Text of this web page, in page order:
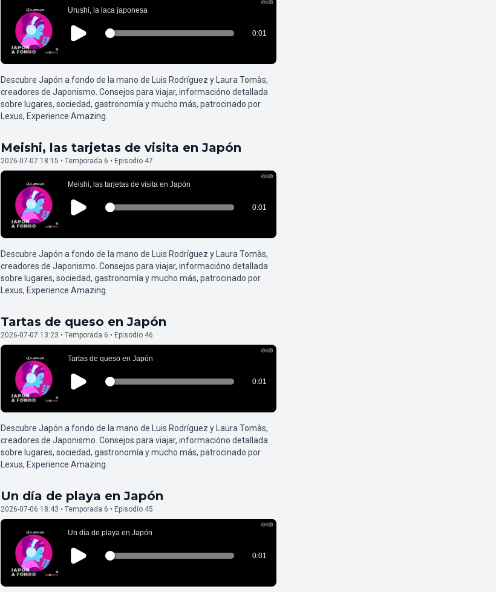
Descubre Japón a fondo de la mano de Luis Rodríguez y Laura Tomàs,
creadores de Japonismo. Consejos para viajar, informacióno detallada
sobre lugares, sociedad, gastronomía y mucho más, patrocinado por
Lexus, Experience Amazing.
Meishi, las tarjetas de visita en Japón
2026-07-07 18:15 • Temporada 6 • Episodio 47
Descubre Japón a fondo de la mano de Luis Rodríguez y Laura Tomàs,
creadores de Japonismo. Consejos para viajar, informacióno detallada
sobre lugares, sociedad, gastronomía y mucho más, patrocinado por
Lexus, Experience Amazing.
Tartas de queso en Japón
2026-07-07 13:23 • Temporada 6 • Episodio 46
Descubre Japón a fondo de la mano de Luis Rodríguez y Laura Tomàs,
creadores de Japonismo. Consejos para viajar, informacióno detallada
sobre lugares, sociedad, gastronomía y mucho más, patrocinado por
Lexus, Experience Amazing.
Un día de playa en Japón
2026-07-06 18:43 • Temporada 6 • Episodio 45